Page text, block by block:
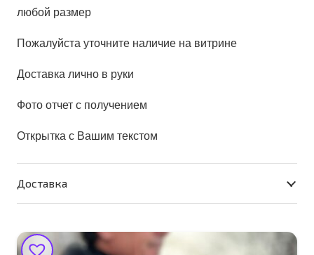
любой размер
Пожалуйста уточните наличие на витрине
Доставка лично в руки
Фото отчет с получением
Открытка с Вашим текстом
Доставка